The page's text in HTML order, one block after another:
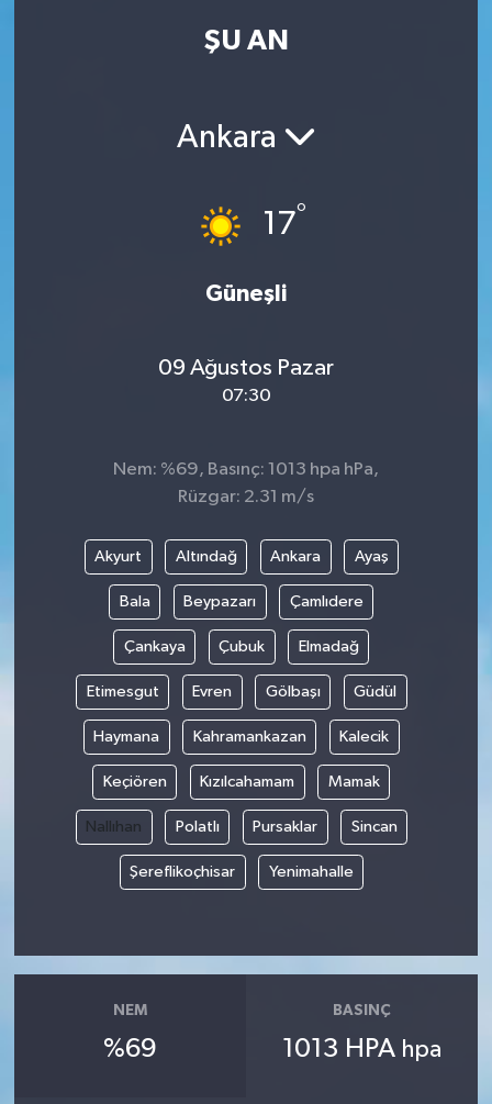
ŞU AN
Ankara
17°
Güneşli
09 Ağustos Pazar
07:30
Nem: %69, Basınç: 1013 hpa hPa,
Rüzgar: 2.31 m/s
Akyurt Altındağ Ankara Ayaş
Bala Beypazarı Çamlıdere
Çankaya Çubuk Elmadağ
Etimesgut Evren Gölbaşı Güdül
Haymana Kahramankazan Kalecik
Keçiören Kızılcahamam Mamak
Nallıhan Polatlı Pursaklar Sincan
Şereflikoçhisar Yenimahalle
NEM
%69
BASINÇ
1013 HPA hpa